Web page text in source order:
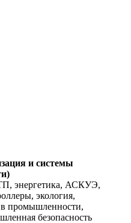
и системы
энергетика, АСКУЭ,
экология,
в промышленности,
безопасность